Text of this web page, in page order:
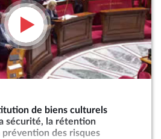
de biens culturels
sécurité, la rétention
des risques